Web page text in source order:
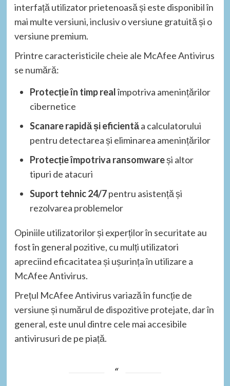
interfață utilizator prietenoasă și este disponibil în
mai multe versiuni, inclusiv o versiune gratuită și o
versiune premium.
Printre caracteristicile cheie ale McAfee Antivirus
se numără:
Protecție în timp realîmpotriva amenințărilor
cibernetice
Scanare rapidă și eficientăa calculatorului
pentru detectarea și eliminarea amenințărilor
Protecție împotriva ransomwareși altor
tipuri de atacuri
Suport tehnic 24/7pentru asistență și
rezolvarea problemelor
Opiniile utilizatorilor și experților în securitate au
fost în general pozitive, cu mulți utilizatori
apreciind eficacitatea și ușurința în utilizare a
McAfee Antivirus.
Prețul McAfee Antivirus variază în funcție de
versiune și numărul de dispozitive protejate, dar în
general, este unul dintre cele mai accesibile
antivirusuri de pe piață.